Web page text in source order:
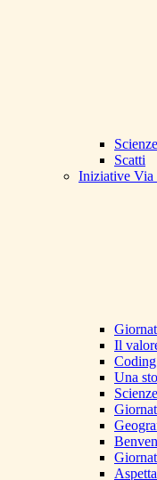
Scatti
Iniziative Via
Il
Una